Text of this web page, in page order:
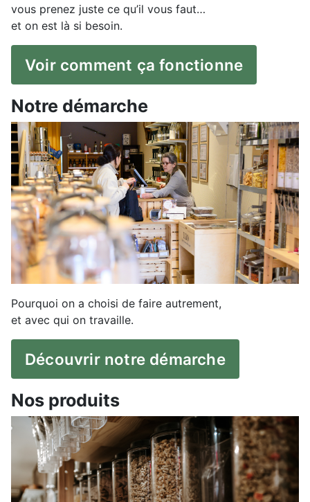
vous prenez juste ce qu’il vous faut…
et on est là si besoin.
Voir comment ça fonctionne
Notre démarche
Pourquoi on a choisi de faire autrement,
et avec qui on travaille.
Découvrir notre démarche
Nos produits